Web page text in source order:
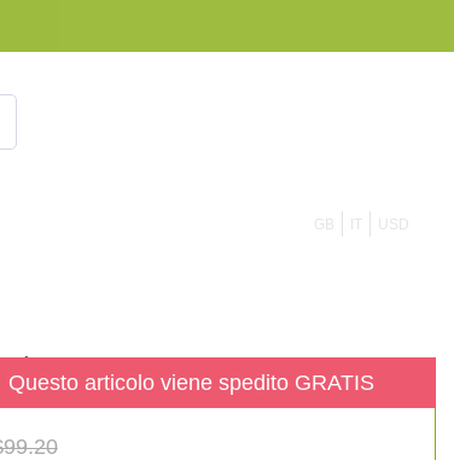
GB IT USD
Questo articolo viene spedito GRATIS